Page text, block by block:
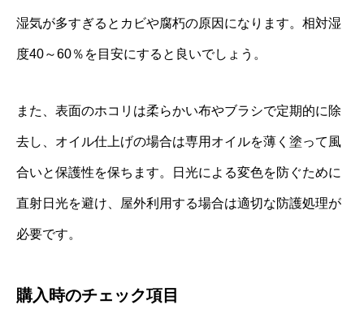
湿気が多すぎるとカビや腐朽の原因になります。相対湿
度40～60％を目安にすると良いでしょう。
また、表面のホコリは柔らかい布やブラシで定期的に除
去し、オイル仕上げの場合は専用オイルを薄く塗って風
合いと保護性を保ちます。日光による変色を防ぐために
直射日光を避け、屋外利用する場合は適切な防護処理が
必要です。
購入時のチェック項目